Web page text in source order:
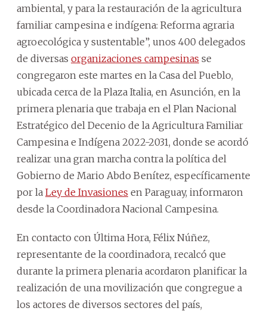
ambiental, y para la restauración de la agricultura
familiar campesina e indígena: Reforma agraria
agroecológica y sustentable”, unos 400 delegados
de diversas organizaciones campesinas se
congregaron este martes en la Casa del Pueblo,
ubicada cerca de la Plaza Italia, en Asunción, en la
primera plenaria que trabaja en el Plan Nacional
Estratégico del Decenio de la Agricultura Familiar
Campesina e Indígena 2022-2031, donde se acordó
realizar una gran marcha contra la política del
Gobierno de Mario Abdo Benítez, específicamente
por la Ley de Invasiones en Paraguay, informaron
desde la Coordinadora Nacional Campesina.
En contacto con Última Hora, Félix Núñez,
representante de la coordinadora, recalcó que
durante la primera plenaria acordaron planificar la
realización de una movilización que congregue a
los actores de diversos sectores del país,